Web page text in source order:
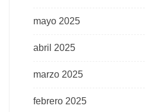
mayo 2025
abril 2025
marzo 2025
febrero 2025